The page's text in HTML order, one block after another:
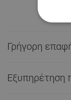
Γρήγορη
Εξυπηρέτηση